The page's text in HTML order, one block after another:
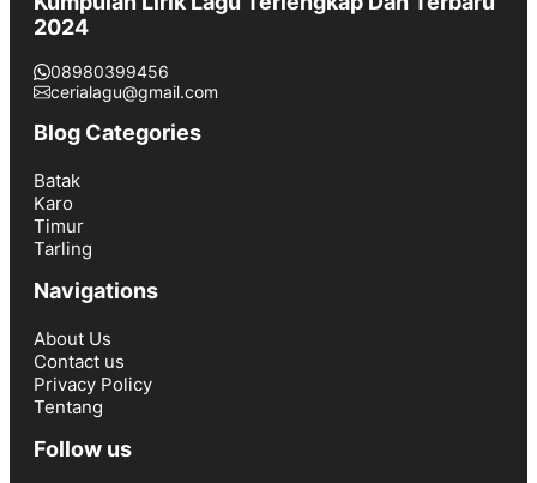
2024
08980399456
cerialagu@gmail.com
Blog Categories
Batak
Karo
Timur
Tarling
Navigations
About Us
Contact us
Privacy Policy
Tentang
Follow us